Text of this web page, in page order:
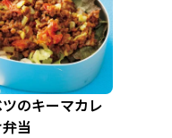
のキーマカレ
当